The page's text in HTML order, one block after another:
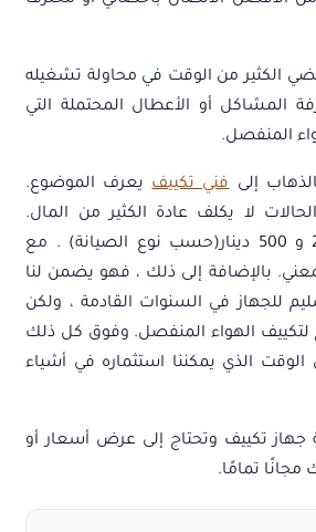
الكثير من الوقت في محاولة تشغيله
المشاكل أو الأعطال المحتملة التي
المنفصل.
إلىفني تكييفيعرف الموضوع.
لا يكلف عادة الكثير من المال.
يتراوح السعر بين 20 و 500 دينار(حسب نوع الصيانة) . مع
بالإضافة إلى ذلك ، فهو يضمن لنا
للجهاز في السنوات القادمة ، ولكن
لتكييف الهواء المنفصل. وفوق كل ذلك
الوقت الذي يمكننا استثماره في أشياء
تكييف وتحتاج إلى عرض أسعار أو
مجانًا تمامًا.